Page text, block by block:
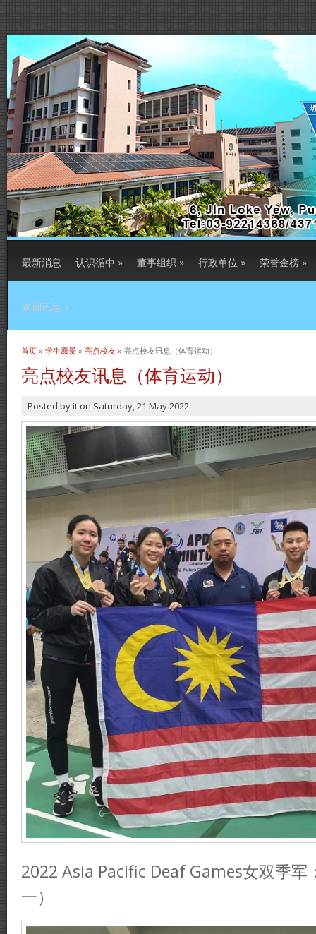
最新消息 认识循中 » 董事组织 » 行政单位 » 荣誉金榜 »
逾期讯息 »
当前位置
首页 » 学生愿景 » 亮点校友 » 亮点校友讯息（体育运动）
亮点校友讯息（体育运动）
Posted byit on Saturday, 21 May 2022
2022 Asia Pacific Deaf Games女双季军
一）